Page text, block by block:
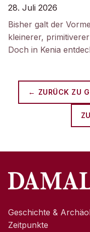
28. Juli 2026
Bisher galt der
kleinerer,
Doch in Kenia
← ZURÜCK ZU
Geschichte &
Zeitpunkte